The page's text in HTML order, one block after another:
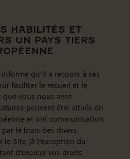
HABILITÉS ET
UN PAYS TIERS
qu’il a recours à ses
faciliter le recueil et le
vous nous avez
peuvent être situés en
et ont communication
le biais des divers
Site (à l’exception du
d’exercer vos droits